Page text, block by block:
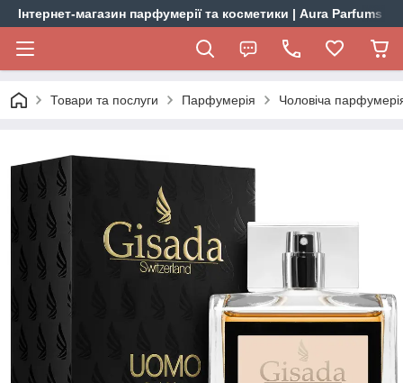
Інтернет-магазин парфумерії та косметики | Aura Parfums
Товари та послуги Парфумерія Чоловіча